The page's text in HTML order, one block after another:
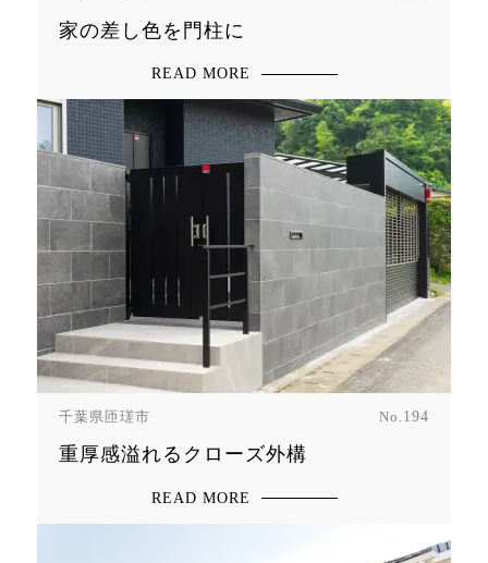
家の差し色を門柱に
READ MORE
千葉県匝瑳市 No.194
重厚感溢れるクローズ外構
READ MORE